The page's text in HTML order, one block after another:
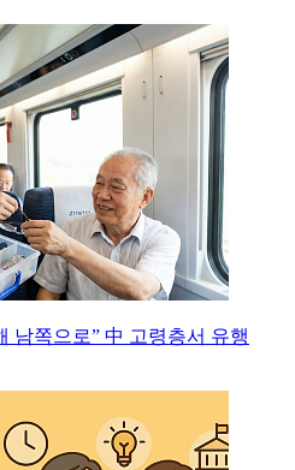
남쪽으로” 中 고령층서 유행